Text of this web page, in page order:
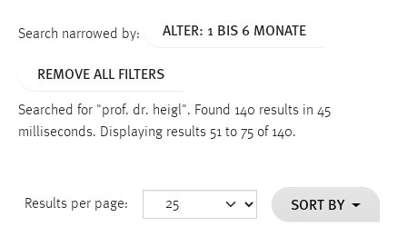
Search narrowed by: ALTER: 1 BIS 6 MONATE
REMOVE ALL FILTERS
Searched for "prof. dr. heigl". Found 140 results in 45
milliseconds. Displaying results 51 to 75 of 140.
Results per page: SORT BY